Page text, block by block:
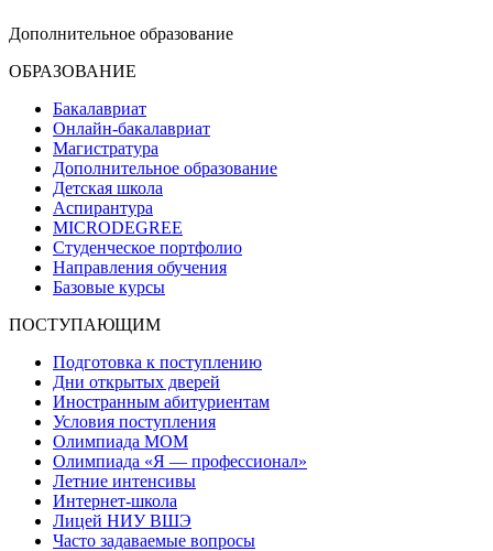
Дополнительное образование
ОБРАЗОВАНИЕ
Бакалавриат
Онлайн-бакалавриат
Магистратура
Дополнительное образование
Детская школа
Аспирантура
MICRODEGREE
Студенческое портфолио
Направления обучения
Базовые курсы
ПОСТУПАЮЩИМ
Подготовка к поступлению
Дни открытых дверей
Иностранным абитуриентам
Условия поступления
Олимпиада МОМ
Олимпиада «Я — профессионал»
Летние интенсивы
Интернет-школа
Лицей НИУ ВШЭ
Часто задаваемые вопросы